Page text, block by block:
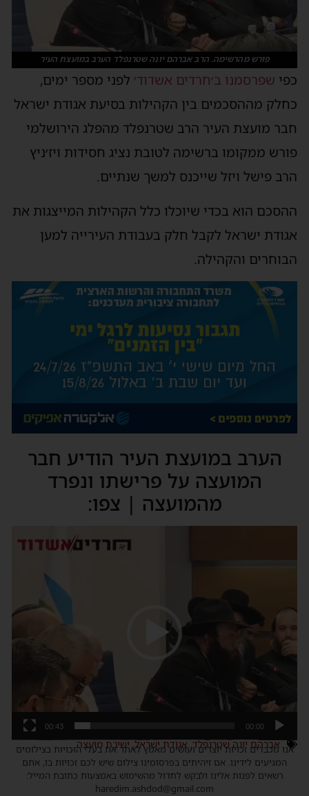
פורש מהרשימה. הרב אברהם יונה שטרנפלד הערב במועצת העיר
כפי שפרסמנו ב׳חרדים אשדוד׳ לפני מספר ימים,
כחלק מההסכמים בין הקהילות בסיעת אגודת ישראל
חבר מועצת העיר הרב שטרנפלד מהפלג הירושלמי
פורש ממקומו ברשימה לטובת נציג חסידות ויז׳ניץ
הרב פישל ויזל שייכנס למשך שנתיים.
ההסכם הוא בכדי שיוכלו כלל הקהילות המייצגות את
אגודת ישראל לקבל חלק בעבודת העירייה למען
הבוחרים והקהילה.
הערב במועצת העיר הודיע חבר
המועצה על פרישתו ונפרד
מהמועצה | צפו:
00:00
00:43
אברהם יונה שטרנפלד,אגודת ישראל,ישיבת מועצה
אנו מכבדים זכויות יוצרים ועושים מאמץ לאתר את בעלי הזכויות בצילומים
המגיעים לידינו. אם זיהיתים בפרסומינו צילום שיש לכם זכויות בו, אתם
רשאים לפנות אלינו ולבקש לחדול מהשימוש באמצעות כתובת המייל:
haredim.ashdod@gmail.com